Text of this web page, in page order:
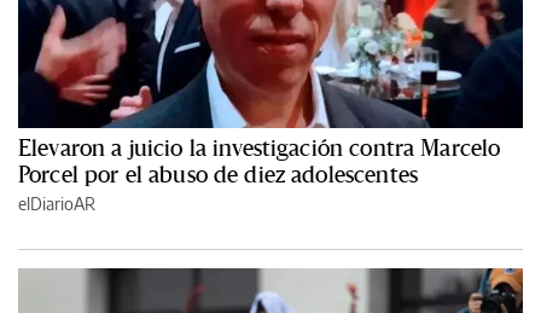
Elevaron a juicio la investigación contra Marcelo
Porcel por el abuso de diez adolescentes
elDiarioAR